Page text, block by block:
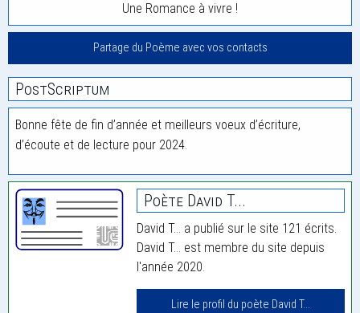
Une Romance à vivre !
Partage du Poème avec vos contacts
PostScriptum
Bonne fête de fin d’année et meilleurs voeux d’écriture,
d’écoute et de lecture pour 2024.
Poète David T...
David T... a publié sur le site 121 écrits.
David T... est membre du site depuis
l'année 2020.
Lire le profil du poète David T...